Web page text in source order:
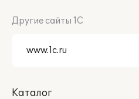
Другие сайты 1С
Каталог